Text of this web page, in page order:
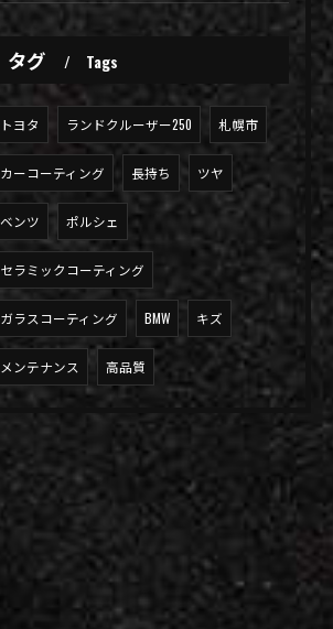
タグ Tags
トヨタ ランドクルーザー250 札幌市
カーコーティング 長持ち ツヤ
ベンツ ポルシェ
セラミックコーティング
ガラスコーティング BMW キズ
メンテナンス 高品質